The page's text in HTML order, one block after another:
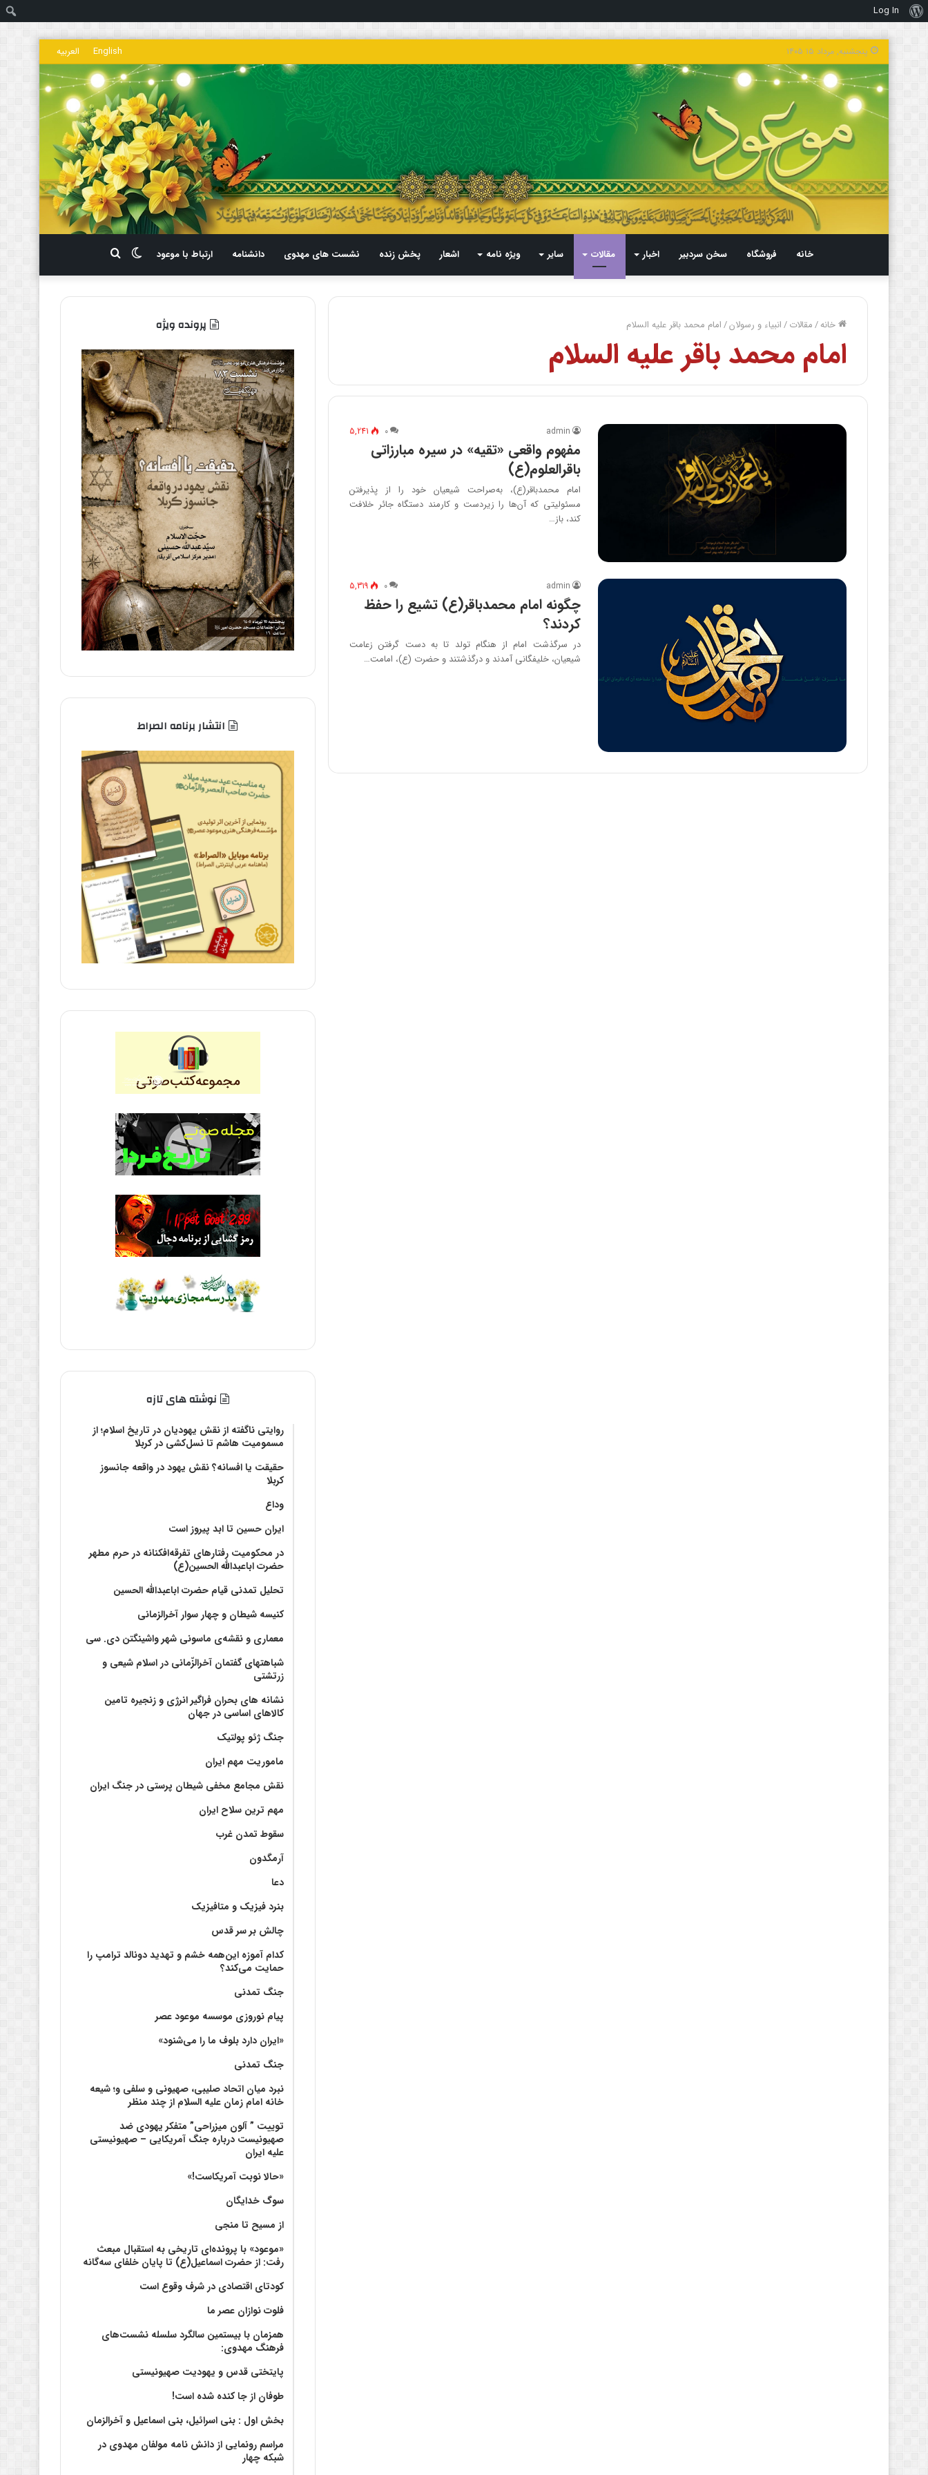
درباره
وردپرس
Log In
پنجشنبه, مرداد ۱۵ ۱۴۰۵ English العربیه
خانه فروشگاه سخن سردبیر اخبار مقالات سایر ویژه نامه اشعار پخش زنده نشست های مهدوی دانشنامه ارتباط با موعود
برای
تغییر
پوسته
خانه/مقالات/انبیاء و رسولان/امام محمد باقر علیه السلام
امام محمد باقر علیه السلام
admin ۰ 5,241
مفهوم واقعی «تقیه» در سیره مبارزاتی
باقرالعلوم(ع)
امام محمدباقر(ع)، به‌صراحت شیعیان خود را از پذیرفتن
مسئولیتی که آن‌ها را زیردست و کارمند دستگاه جائر خلافت
کند، باز…
admin ۰ 5,319
چگونه امام محمدباقر(ع) تشیع را حفظ
کردند؟
در سرگذشت امام از هنگام تولد تا به دست گرفتن زعامت
شیعیان، خلیفگانی آمدند و درگذشتند و حضرت (ع)، امامت…
پرونده ویژه
انتشار برنامه الصراط
نوشته های تازه
روایتی ناگفته از نقش یهودیان در تاریخ اسلام؛ از
مسمومیت هاشم تا نسل‌کشی در کربلا
حقیقت یا افسانه؟‌ نقش یهود در واقعه جانسوز
کربلا
وداع
ایران حسین تا ابد پیروز است
در محکومیت رفتارهای تفرقه‌افکنانه در حرم مطهر
حضرت اباعبدالله الحسین(ع)
تحلیل تمدنی قیام حضرت اباعبدالله الحسین
کنیسه شیطان و چهار سوار آخرالزمانی
معماری و نقشه‌ی ماسونی شهر واشينگتن دی. سی
شباهتهای گفتمان آخر‌الزّمانی در اسلام شیعی و
زرتشتی
نشانه های بحران فراگیر انرژی و زنجیره تامین
کالاهای اساسی در جهان
جنگ ژئو پولتیک
ماموریت مهم ایران
نقش مجامع مخفی شیطان پرستی در جنگ ایران
مهم ترین سلاح ایران
سقوط تمدن غرب
آرمگدون
دعا
بنرد فیزیک و متافیزیک
چالش بر سر قدس
کدام آموزه این‌همه خشم و تهدید دونالد ترامپ را
حمایت می‌کند؟
جنگ تمدنی
پیام نوروزی موسسه موعود عصر
«ایران دارد بلوف ما را می‌شنود»
جنگ تمدنی
نبرد میان اتحاد صلیبی، صهیونی و سلفی و؛ شیعه
خانه امام زمان علیه السلام از چند منظر
توییت ” آلون میزراحی” متفکر یهودی ضد
صهیونیست درباره جنگ آمریکایی – صهیونیستی
علیه ایران
«حالا نوبت آمریکاست!»
سوگ خدایگان
از مسیح تا منجی
«موعود» با پرونده‌ای تاریخی به استقبال مبعث
رفت: از حضرت اسماعیل(ع) تا پایان خلفای سه‌گانه
کودتای اقتصادی در شرف وقوع است
فلوت نوازان عصر ما
همزمان با بیستمین سالگرد سلسله نشست‌های
فرهنگ مهدوی:‌
پایتختی قدس و یهودیت صهیونیستی
طوفان از جا کنده شده است!
بخش اول : بنی اسرائیل، بنی اسماعیل و آخرالزمان
مراسم رونمایی از دانش نامه مولفان مهدوی در
شبکه چهار